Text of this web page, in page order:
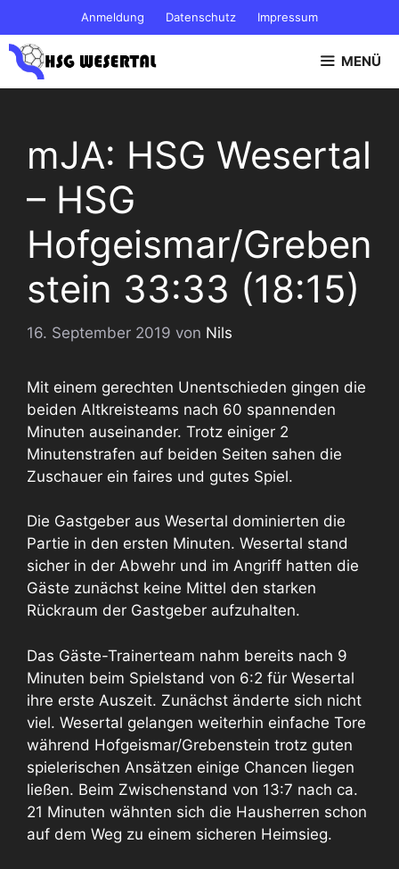
Inhalt
springen
Anmeldung Datenschutz Impressum
MENÜ
mJA: HSG Wesertal
– HSG
Hofgeismar/Greben
stein 33:33 (18:15)
16. September 2019 von Nils
Mit einem gerechten Unentschieden gingen die
beiden Altkreisteams nach 60 spannenden
Minuten auseinander. Trotz einiger 2
Minutenstrafen auf beiden Seiten sahen die
Zuschauer ein faires und gutes Spiel.
Die Gastgeber aus Wesertal dominierten die
Partie in den ersten Minuten. Wesertal stand
sicher in der Abwehr und im Angriff hatten die
Gäste zunächst keine Mittel den starken
Rückraum der Gastgeber aufzuhalten.
Das Gäste-Trainerteam nahm bereits nach 9
Minuten beim Spielstand von 6:2 für Wesertal
ihre erste Auszeit. Zunächst änderte sich nicht
viel. Wesertal gelangen weiterhin einfache Tore
während Hofgeismar/Grebenstein trotz guten
spielerischen Ansätzen einige Chancen liegen
ließen. Beim Zwischenstand von 13:7 nach ca.
21 Minuten wähnten sich die Hausherren schon
auf dem Weg zu einem sicheren Heimsieg.